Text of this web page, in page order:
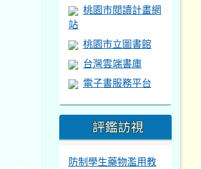
桃園市閱讀計畫網
站
桃園市立圖書館
台灣雲端書庫
電子書服務平台
評鑑訪視
防制學生藥物濫用教